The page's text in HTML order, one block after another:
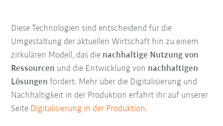
Diese Technologien sind entscheidend für die
Umgestaltung der aktuellen Wirtschaft hin zu einem
zirkulären Modell, das die nachhaltige Nutzung von
Ressourcen und die Entwicklung von nachhaltigen
Lösungen fördert. Mehr über die Digitalisierung und
Nachhaltigkeit in der Produktion erfahrt ihr auf unserer
Seite Digitalisierung in der Produktion.